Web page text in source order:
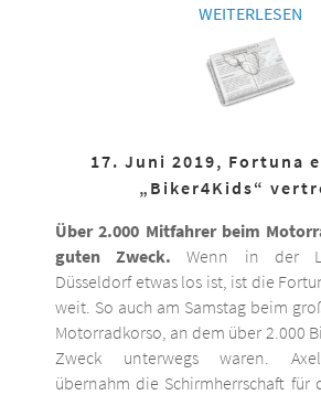
WEITERLESEN
17. Juni 2019, Fortuna
„Biker4Kids“
Über 2.000 Mitfahrer beim
guten Zweck. Wenn in der
Düsseldorf etwas los ist, ist die
weit. So auch am Samstag beim
Motorradkorso, an dem über 2.000
Zweck unterwegs waren.
übernahm die Schirmherrschaft für